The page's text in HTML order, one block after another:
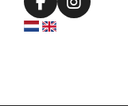
F
a
I